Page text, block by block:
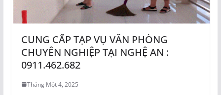
CUNG CẤP TẠP VỤ VĂN PHÒNG
CHUYÊN NGHIỆP TẠI NGHỆ AN :
0911.462.682
Tháng Một 4, 2025